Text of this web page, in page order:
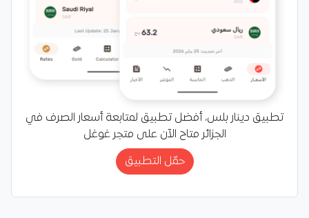
تطبيق دينار بلس، أفضل تطبيق لمتابعة أسعار الصرف في
الجزائر متاح الآن على متجر غوغل
حمّل التطبيق